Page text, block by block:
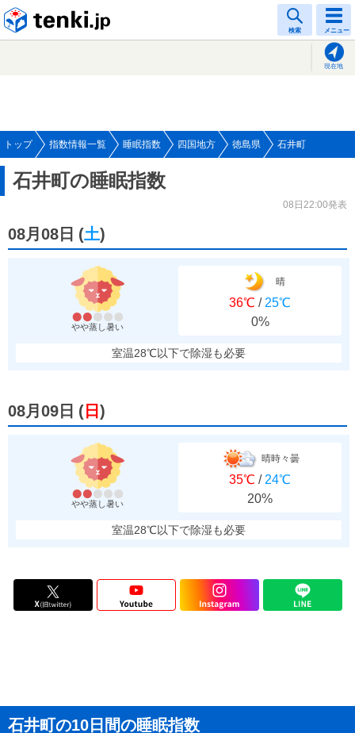
検索 メニュー
現在地
トップ 指数情報一覧 睡眠指数 四国地方 徳島県 石井町
石井町の睡眠指数
08日22:00発表
08月08日 (土)
やや蒸し暑い
晴
36℃ / 25℃
0%
室温28℃以下で除湿も必要
08月09日 ( 日 )
やや蒸し暑い
晴時々曇
35℃ / 24℃
20%
室温28℃以下で除湿も必要
石井町の10日間の睡眠指数